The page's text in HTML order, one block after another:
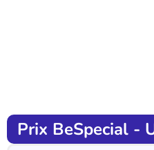
Prix BeSpecial -